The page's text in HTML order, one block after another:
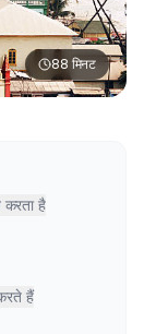
88 मिनट
करता है
हैं